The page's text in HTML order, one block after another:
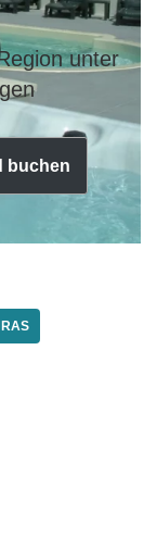
unter
buchen